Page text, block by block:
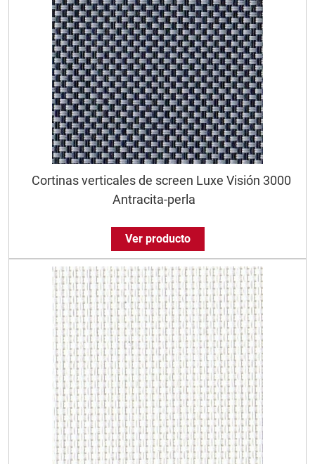
Cortinas verticales de screen Luxe Visión 3000
Antracita-perla
Ver producto